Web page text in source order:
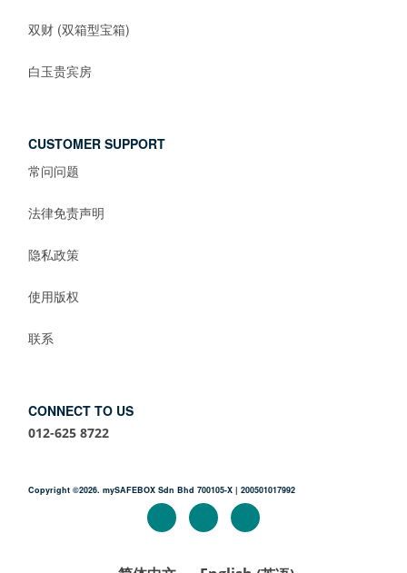
双财 (双箱型宝箱)
白玉贵宾房
CUSTOMER SUPPORT
常问问题
法律免责声明
隐私政策
使用版权
联系
CONNECT TO US
012-625 8722
Copyright ©2026. mySAFEBOX Sdn Bhd 700105-X | 200501017992